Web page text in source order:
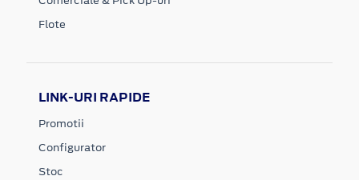
Flote
LINK-URI RAPIDE
Promotii
Configurator
Stoc